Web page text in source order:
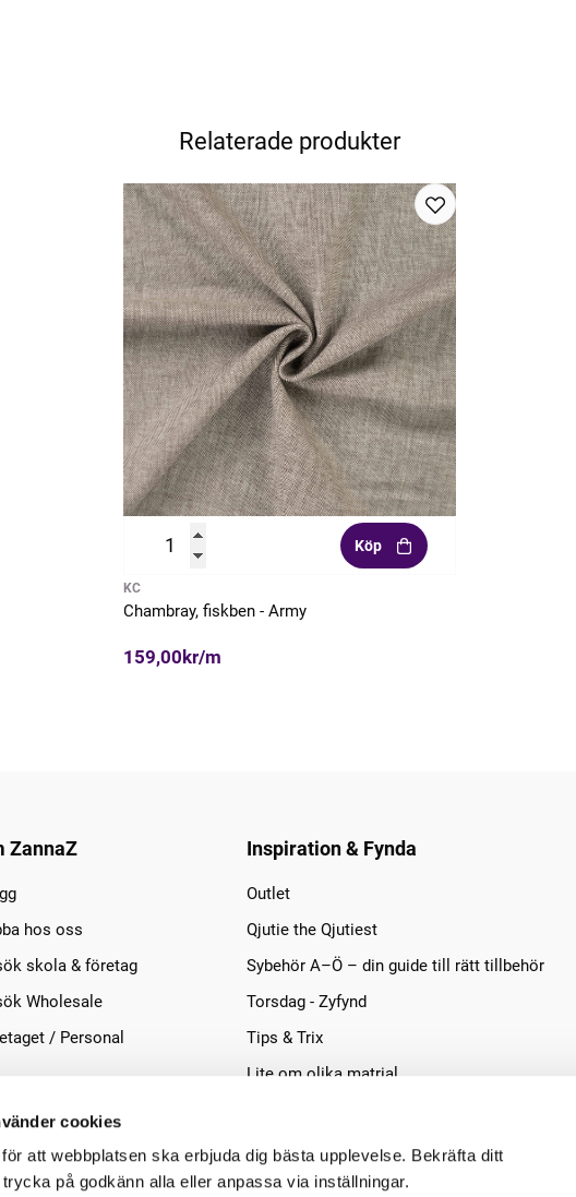
cookies
att webbplatsen ska erbjuda dig bästa upplevelse. Bekräfta ditt
på godkänn alla eller anpassa via inställningar.
Relaterade produkter
Köp
KC
Chambray, fiskben - Army
159,00kr/m
ZannaZ
hos oss
skola & företag
Wholesale
/ Personal
Inspiration & Fynda
Outlet
Qjutie the Qjutiest
Sybehör A–Ö – din guide till rätt tillbehör
Torsdag - Zyfynd
Tips & Trix
Lite om olika matrial